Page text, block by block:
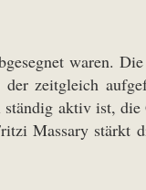
waren.
zeitgleich
aktiv ist,
Massary